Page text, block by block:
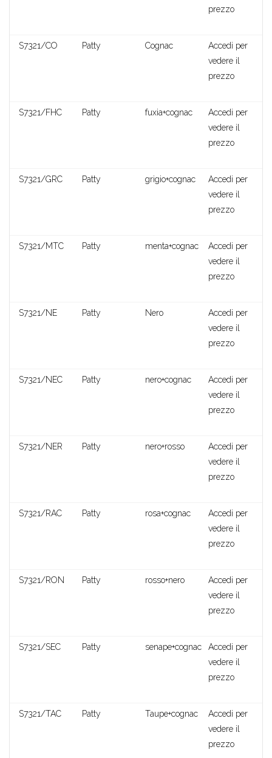
prezzo
S7321/CO Patty Cognac
Accedi per
vedere il
prezzo
S7321/FHC Patty fuxia+cognac
Accedi per
vedere il
prezzo
S7321/GRC Patty grigio+cognac
Accedi per
vedere il
prezzo
S7321/MTC Patty menta+cognac
Accedi per
vedere il
prezzo
S7321/NE Patty Nero
Accedi per
vedere il
prezzo
S7321/NEC Patty nero+cognac
Accedi per
vedere il
prezzo
S7321/NER Patty nero+rosso
Accedi per
vedere il
prezzo
S7321/RAC Patty rosa+cognac
Accedi per
vedere il
prezzo
S7321/RON Patty rosso+nero
Accedi per
vedere il
prezzo
S7321/SEC Patty senape+cognac
Accedi per
vedere il
prezzo
S7321/TAC Patty Taupe+cognac
Accedi per
vedere il
prezzo